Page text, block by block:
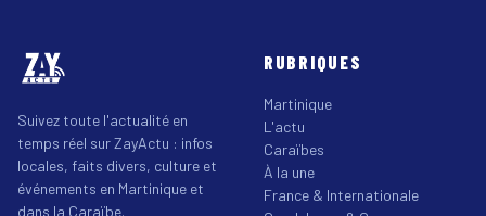
Suivez toute l'actualité en
temps réel sur ZayActu : infos
locales, faits divers, culture et
événements en Martinique et
dans la Caraïbe.
RUBRIQUES
Martinique
L'actu
Caraïbes
À la une
France & Internationale